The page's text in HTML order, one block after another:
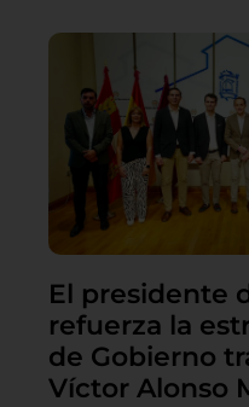
El presidente
refuerza la
de Gobierno
Víctor Alonso